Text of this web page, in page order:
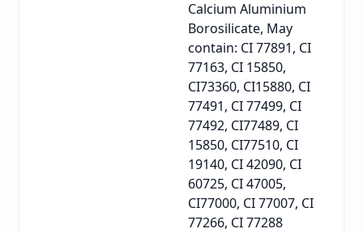
Calcium Aluminium
Borosilicate, May
contain: CI 77891, CI
77163, CI 15850,
CI73360, CI15880, CI
77491, CI 77499, CI
77492, CI77489, CI
15850, CI77510, CI
19140, CI 42090, CI
60725, CI 47005,
CI77000, CI 77007, CI
77266, CI 77288